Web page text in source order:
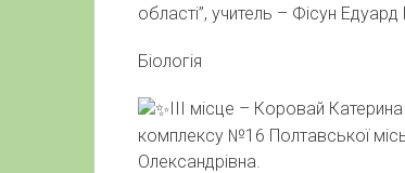
області”, учитель – Фісун Едуард
Біологія
ІІІ місце – Коровай
комплексу №16 Полтавської
Олександрівна.